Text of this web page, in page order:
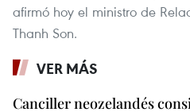
afirmó hoy el ministro de
Thanh Son.
VER MÁS
Canciller neozelandés